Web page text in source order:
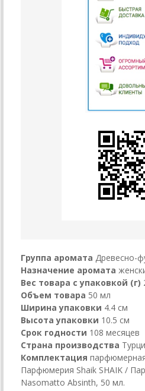
Группа аромата Древесно-
Назначение аромата
Вес товара с упаковкой (г)
Объем товара 50 мл
Ширина упаковки 4.4 см
Высота упаковки 10.5 см
Срок годности 108 месяцев
Страна производства
Комплектация
Парфюмерия Shaik SHAIK /
Nasomatto Absinth, 50 мл.